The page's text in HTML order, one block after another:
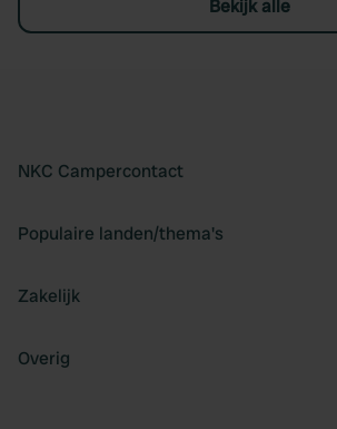
Bekijk alle
NKC Campercontact
Populaire landen/thema's
Zakelijk
Overig